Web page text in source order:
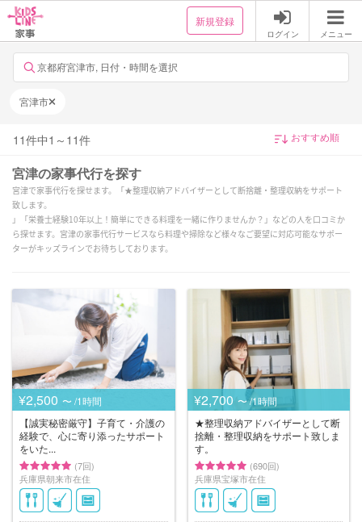
新規登録
ログイン メニュー
京都府宮津市, 日付・時間を選択
宮津市
11件中1 ～ 11件
宮津の家事代行を探す
宮津で家事代行を探せます。「★整理収納アドバイザーとして断捨離・整理収納をサポート
致します。
」「栄養士経験10年以上！簡単にできる料理を一緒に作りませんか？」などの人を口コミか
ら探せます。宮津の家事代行サービスなら料理や掃除など様々なご要望に対応可能なサポー
ターがキッズラインでお待ちしております。
¥2,500 〜 /1時間
【誠実秘密厳守】子育て・介護の
経験で、心に寄り添ったサポート
をいた...
(7回)
兵庫県朝来市在住
¥2,700 〜 /1時間
★整理収納アドバイザーとして断
捨離・整理収納をサポート致しま
す。
(690回)
兵庫県宝塚市在住